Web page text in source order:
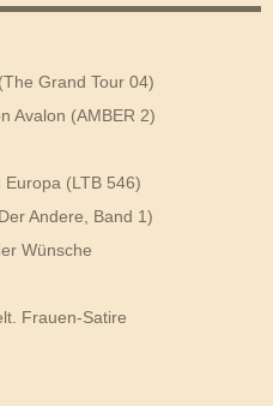
Grand Tour 04)
Avalon (AMBER 2)
Europa (LTB 546)
Andere, Band 1)
Wünsche
Frauen-Satire